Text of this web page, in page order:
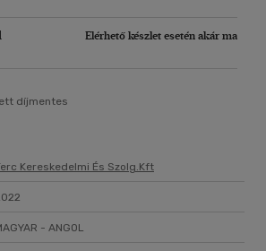
Elérhető készlet esetén akár ma
díjmentes
Kereskedelmi És Szolg.kft
- ANGOL